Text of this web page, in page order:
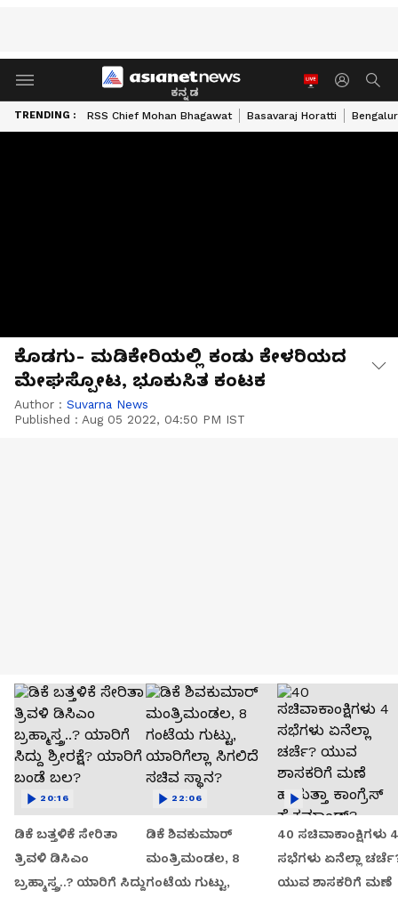
ಕನ್ನಡ
TRENDING : RSS Chief Mohan Bhagawat Basavaraj Horatti
ಕೊಡಗು- ಮಡಿಕೇರಿಯಲ್ಲಿ ಕಂಡು ಕೇಳರಿಯದ
ಮೇಘಸ್ಪೋಟ, ಭೂಕುಸಿತ ಕಂಟಕ
Author : Suvarna News
Published : Aug 05 2022, 04:50 PM IST
ಡಿಕೆ ಬತ್ತಳಿಕೆ ಸೇರಿತಾ
ತ್ರಿವಳಿ ಡಿಸಿಎಂ
ಬ್ರಹ್ಮಾಸ್ತ್ರ..? ಯಾರಿಗೆ ಸಿದ್ದು
20:16
ಡಿಕೆ ಶಿವಕುಮಾರ್
ಮಂತ್ರಿಮಂಡಲ, 8
ಗಂಟೆಯ ಗುಟ್ಟು,
22:06
40 ಸಚಿವಾಕಾಂಕ್ಷಿಗಳು 4
ಸಭೆಗಳು ಏನೆಲ್ಲಾ
ಯುವ ಶಾಸಕರಿಗೆ ಮಣೆ